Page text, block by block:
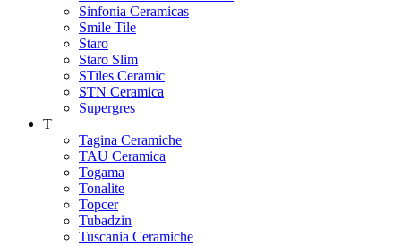
Sinfonia Ceramicas
Smile Tile
Staro
Staro Slim
STiles Ceramic
STN Ceramica
Supergres
T
Tagina Ceramiche
TAU Ceramica
Togama
Tonalite
Topcer
Tubadzin
Tuscania Ceramiche